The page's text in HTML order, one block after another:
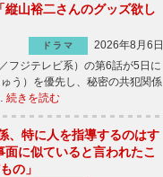
山裕二さんのグッズ欲し
ドラマ
2026年8月6日
フジテレビ系）の第6話が5日に
う）を優先し、秘密の共犯関係
続きを読む
、特に人を指導するのはす
に似ていると言われたこ
の」